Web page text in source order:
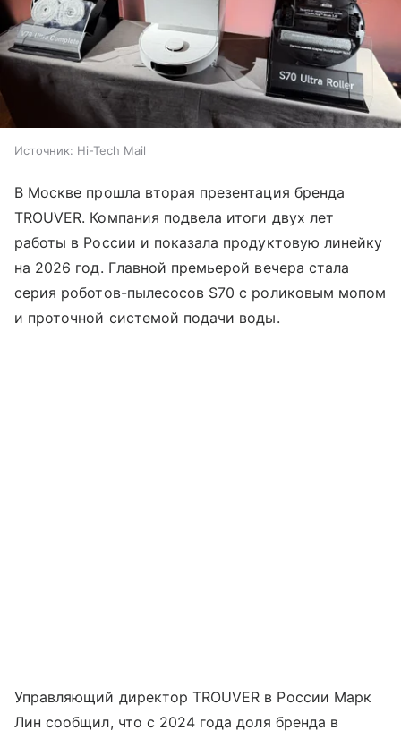
Источник: Hi-Tech Mail
В Москве прошла вторая презентация бренда
TROUVER. Компания подвела итоги двух лет
работы в России и показала продуктовую линейку
на 2026 год. Главной премьерой вечера стала
серия роботов-пылесосов S70 с роликовым мопом
и проточной системой подачи воды.
Управляющий директор TROUVER в России Марк
Лин сообщил, что с 2024 года доля бренда в